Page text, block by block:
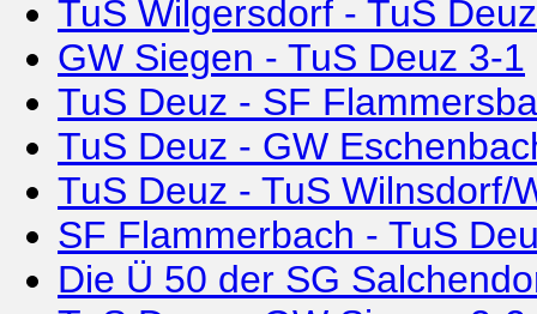
TuS Wilgersdorf - TuS
GW Siegen - TuS Deuz 3-1
TuS Deuz - SF
TuS Deuz - GW
TuS Deuz - TuS Wilnsdorf/
SF Flammerbach - TuS
Die Ü 50 der SG